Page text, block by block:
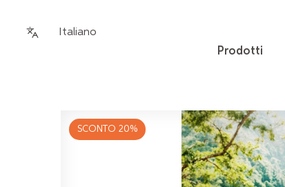
Italiano
Prodotti
SCONTO 20%